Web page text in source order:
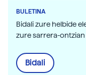
BULETINA
Bidali zure helbide
zure sarrera-ontzian
Bidali